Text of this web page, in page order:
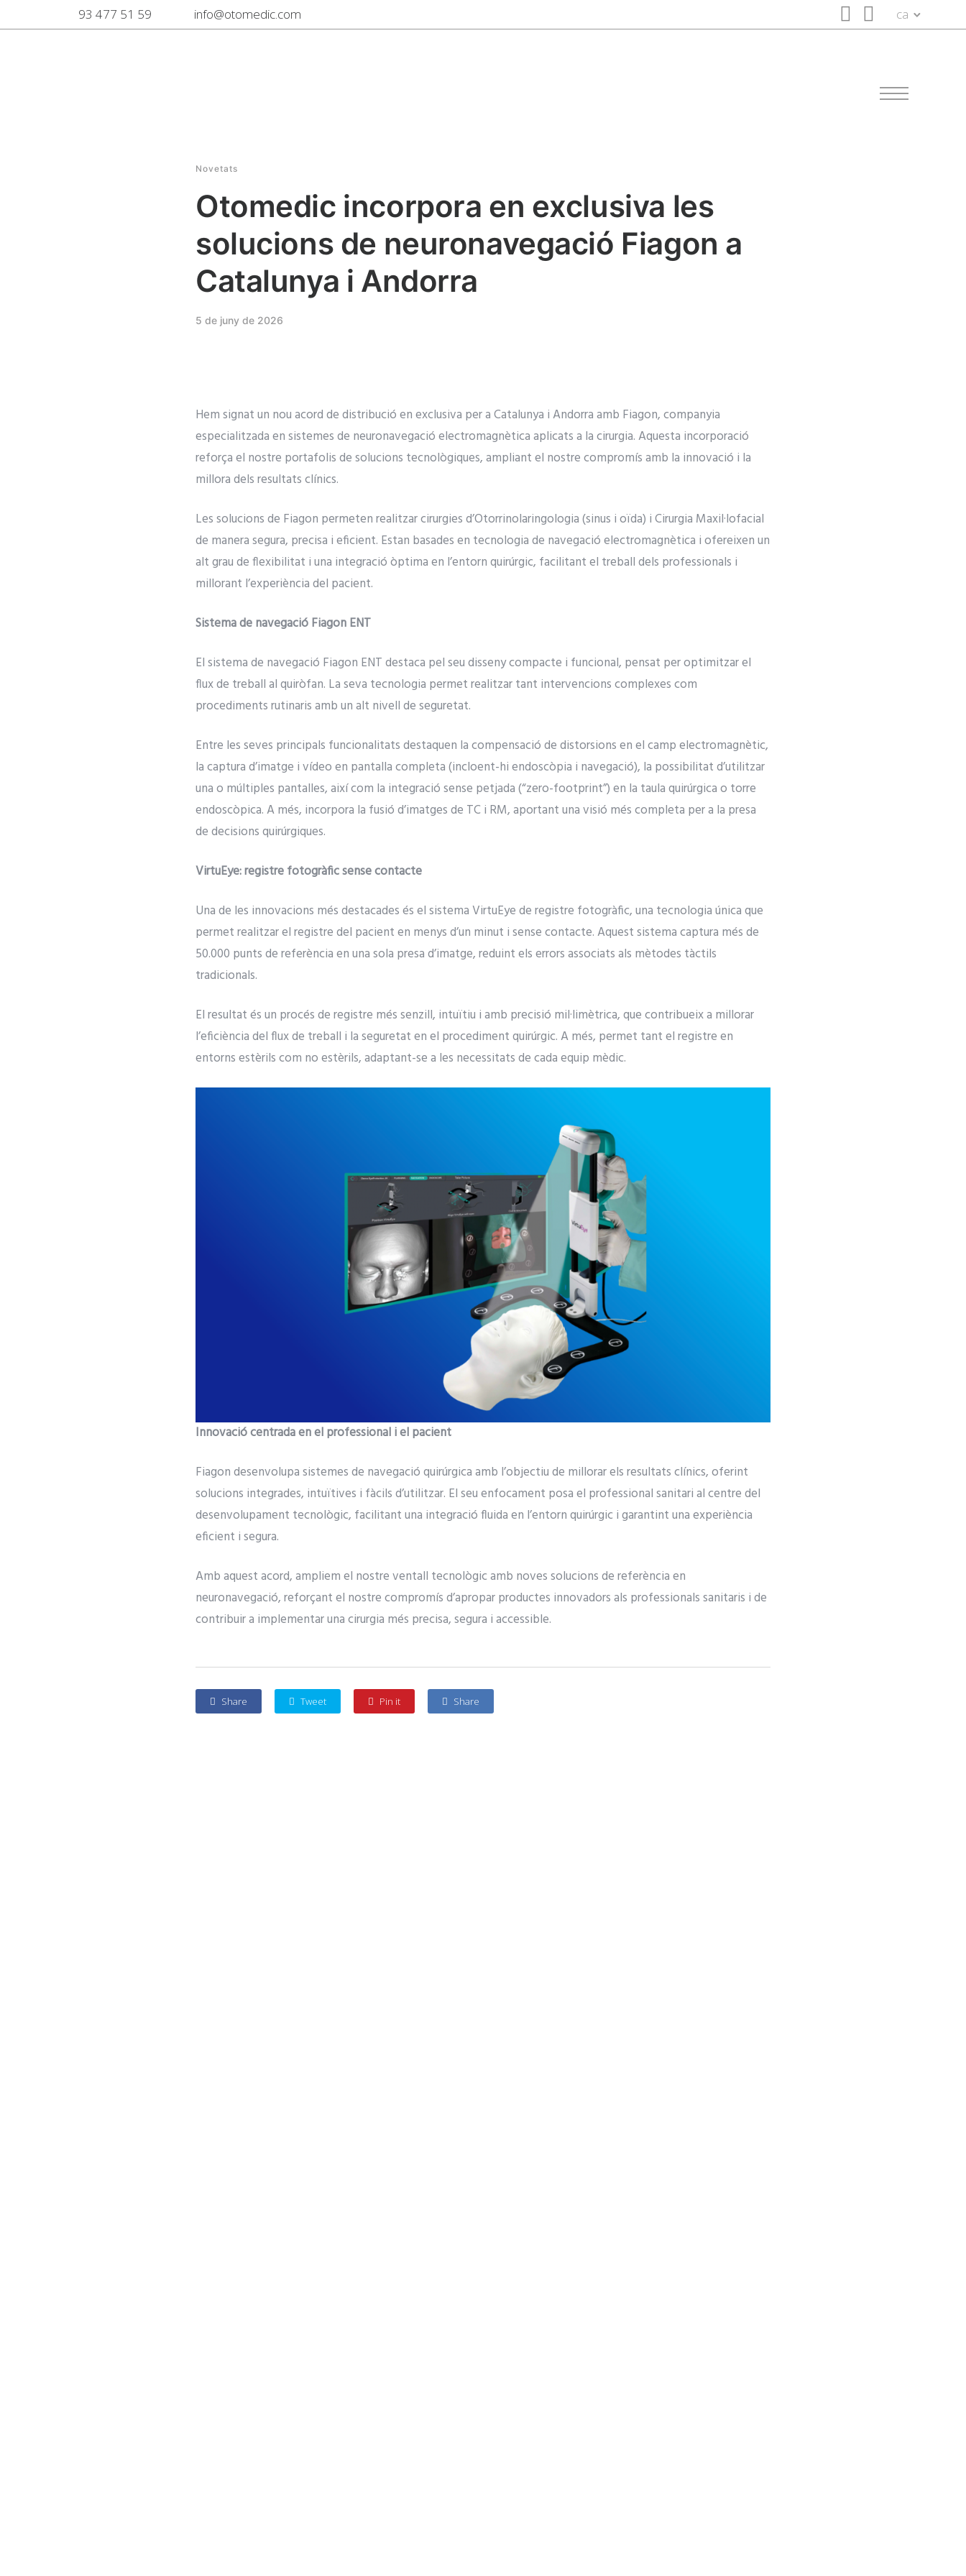
93 477 51 59 info@otomedic.com ca
Novetats
Otomedic incorpora en exclusiva les
solucions de neuronavegació Fiagon a
Catalunya i Andorra
5 de juny de 2026
Hem signat un nou acord de distribució en exclusiva per a Catalunya i Andorra amb Fiagon, companyia
especialitzada en sistemes de neuronavegació electromagnètica aplicats a la cirurgia. Aquesta incorporació
reforça el nostre portafolis de solucions tecnològiques, ampliant el nostre compromís amb la innovació i la
millora dels resultats clínics.
Les solucions de Fiagon permeten realitzar cirurgies d’Otorrinolaringologia (sinus i oïda) i Cirurgia Maxil·lofacial
de manera segura, precisa i eficient. Estan basades en tecnologia de navegació electromagnètica i ofereixen un
alt grau de flexibilitat i una integració òptima en l’entorn quirúrgic, facilitant el treball dels professionals i
millorant l’experiència del pacient.
Sistema de navegació Fiagon ENT
El sistema de navegació Fiagon ENT destaca pel seu disseny compacte i funcional, pensat per optimitzar el
flux de treball al quiròfan. La seva tecnologia permet realitzar tant intervencions complexes com
procediments rutinaris amb un alt nivell de seguretat.
Entre les seves principals funcionalitats destaquen la compensació de distorsions en el camp electromagnètic,
la captura d’imatge i vídeo en pantalla completa (incloent-hi endoscòpia i navegació), la possibilitat d’utilitzar
una o múltiples pantalles, així com la integració sense petjada (“zero-footprint”) en la taula quirúrgica o torre
endoscòpica. A més, incorpora la fusió d’imatges de TC i RM, aportant una visió més completa per a la presa
de decisions quirúrgiques.
VirtuEye: registre fotogràfic sense contacte
Una de les innovacions més destacades és el sistema VirtuEye de registre fotogràfic, una tecnologia única que
permet realitzar el registre del pacient en menys d’un minut i sense contacte. Aquest sistema captura més de
50.000 punts de referència en una sola presa d’imatge, reduint els errors associats als mètodes tàctils
tradicionals.
El resultat és un procés de registre més senzill, intuïtiu i amb precisió mil·limètrica, que contribueix a millorar
l’eficiència del flux de treball i la seguretat en el procediment quirúrgic. A més, permet tant el registre en
entorns estèrils com no estèrils, adaptant-se a les necessitats de cada equip mèdic.
Innovació centrada en el professional i el pacient
Fiagon desenvolupa sistemes de navegació quirúrgica amb l’objectiu de millorar els resultats clínics, oferint
solucions integrades, intuïtives i fàcils d’utilitzar. El seu enfocament posa el professional sanitari al centre del
desenvolupament tecnològic, facilitant una integració fluida en l’entorn quirúrgic i garantint una experiència
eficient i segura.
Amb aquest acord, ampliem el nostre ventall tecnològic amb noves solucions de referència en
neuronavegació, reforçant el nostre compromís d’apropar productes innovadors als professionals sanitaris i de
contribuir a implementar una cirurgia més precisa, segura i accessible.
Share Tweet Pin it Share